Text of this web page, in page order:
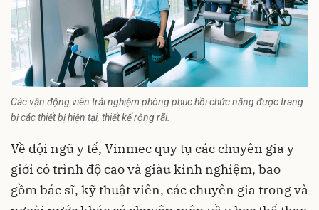
Các vận động viên trải nghiệm phòng phục hồi chức năng được trang
bị các thiết bị hiện tại, thiết kế rộng rãi.
Về đội ngũ y tế, Vinmec quy tụ các chuyên gia y
giới có trình độ cao và giàu kinh nghiệm, bao
gồm bác sĩ, kỹ thuật viên, các chuyên gia trong và